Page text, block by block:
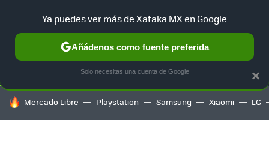
SELECCIÓN GAMING HOME AUTO TERRITORIO
HOY SE HABLA DE
Mercado Libre Playstation Samsung Xiaomi LG
×
Ya puedes ver más de Xataka MX en Google
Añádenos como fuente preferida
Solo necesitas una cuenta de Google